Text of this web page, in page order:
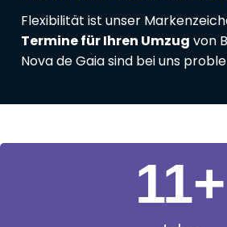
Flexibilität ist unser
Termine für Ihren Umzug von
Nova de Gaia sind bei uns
11+